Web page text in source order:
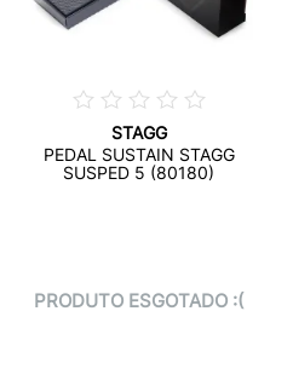
STAGG
PEDAL SUSTAIN STAGG
SUSPED 5 (80180)
PRODUTO ESGOTADO :(